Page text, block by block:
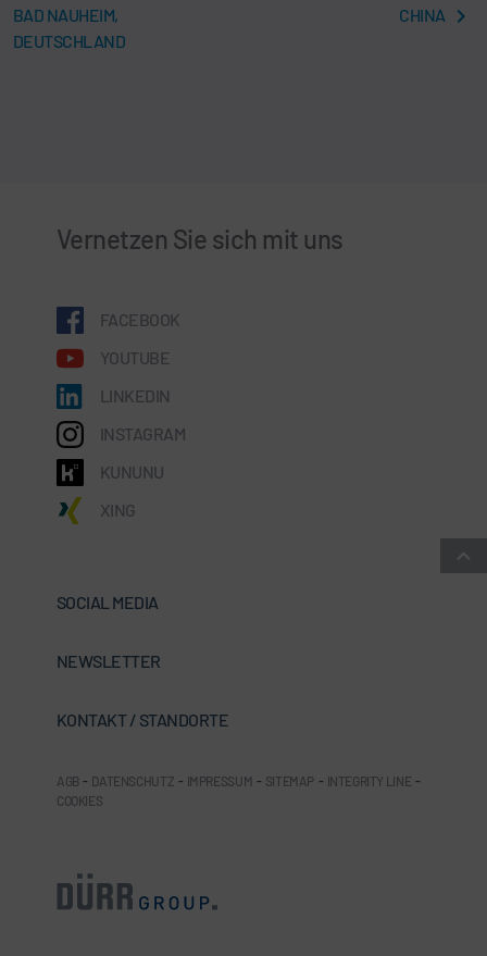
BAD NAUHEIM,
DEUTSCHLAND
CHINA
Vernetzen Sie sich mit uns
FACEBOOK
YOUTUBE
LINKEDIN
INSTAGRAM
KUNUNU
XING
SOCIAL MEDIA
NEWSLETTER
KONTAKT / STANDORTE
AGB - DATENSCHUTZ - IMPRESSUM - SITEMAP - INTEGRITY LINE -
COOKIES